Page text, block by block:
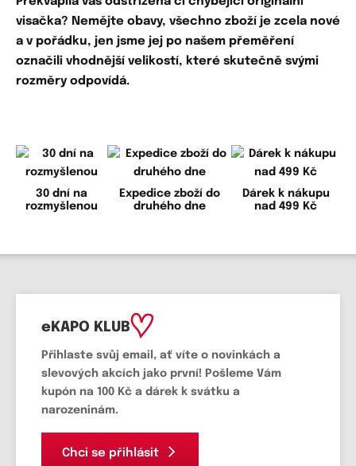
visačka? Nemějte obavy, všechno zboží je zcela nové
a v pořádku, jen jsme jej po našem přeměření
označili vhodnější velikostí, které skutečně svými
rozměry odpovídá.
30 dní na
rozmyšlenou
Expedice zboží do
druhého dne
Dárek k nákupu
nad 499 Kč
eKAPO KLUB
Přihlaste svůj email , ať víte o novinkách a
slevových akcích jako první! Pošleme Vám
kupón na 100 Kč a dárek k svátku a
narozeninám.
Chci se přihlásit